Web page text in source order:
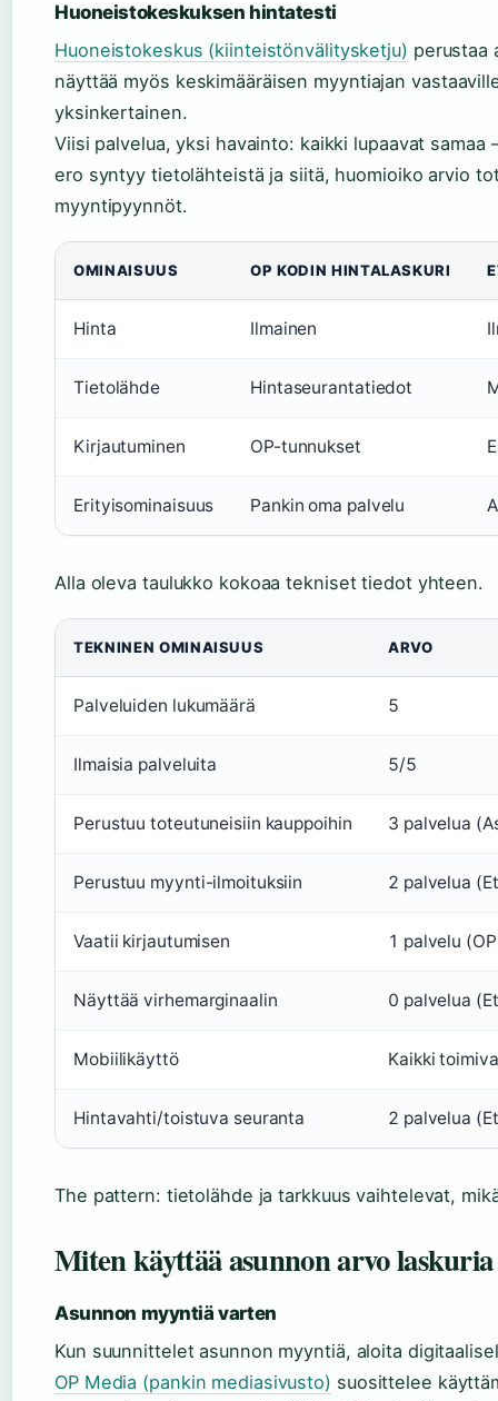
Huoneistokeskuksen hintatesti
Huoneistokeskus (kiinteistönvälitysketju) perustaa
näyttää myös keskimääräisen myyntiajan
yksinkertainen.
Viisi palvelua, yksi havainto: kaikki lupaavat
ero syntyy tietolähteistä ja siitä, huomioiko arvio
myyntipyynnöt.
OMINAISUUS OP KODIN HINTALASKURI
Hinta Ilmainen
Tietolähde Hintaseurantatiedot
Kirjautuminen OP-tunnukset
Erityisominaisuus Pankin oma palvelu
Alla oleva taulukko kokoaa tekniset tiedot yhteen.
TEKNINEN OMINAISUUS ARVO
Palveluiden lukumäärä 5
Ilmaisia palveluita 5/5
Perustuu toteutuneisiin kauppoihin 3 palvelua
Perustuu myynti-ilmoituksiin 2 palvelua
Vaatii kirjautumisen 1 palvelu
Näyttää virhemarginaalin 0 palvelua
Mobiilikäyttö Kaikki
Hintavahti/toistuva seuranta 2 palvelua
The pattern: tietolähde ja tarkkuus vaihtelevat,
Miten käyttää asunnon arvo
Asunnon myyntiä varten
Kun suunnittelet asunnon myyntiä, aloita
OP Media (pankin mediasivusto) suosittelee